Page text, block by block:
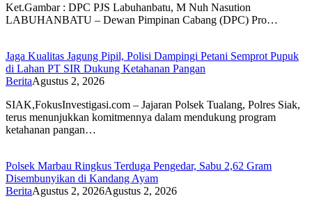
Ket.Gambar : DPC PJS Labuhanbatu, M Nuh Nasution
LABUHANBATU – Dewan Pimpinan Cabang (DPC) Pro…
Jaga Kualitas Jagung Pipil, Polisi Dampingi Petani Semprot Pupuk
di Lahan PT SIR Dukung Ketahanan Pangan
BeritaAgustus 2, 2026
SIAK,FokusInvestigasi.com – Jajaran Polsek Tualang, Polres Siak,
terus menunjukkan komitmennya dalam mendukung program
ketahanan pangan…
Polsek Marbau Ringkus Terduga Pengedar, Sabu 2,62 Gram
Disembunyikan di Kandang Ayam
BeritaAgustus 2, 2026Agustus 2, 2026